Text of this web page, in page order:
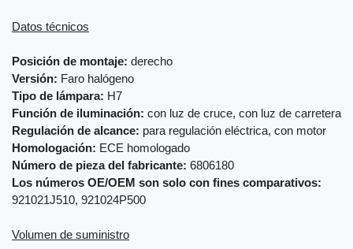
Datos técnicos
Posición de montaje: derecho
Versión: Faro halógeno
Tipo de lámpara: H7
Función de iluminación: con luz de cruce, con luz de carretera
Regulación de alcance: para regulación eléctrica, con motor
Homologación: ECE homologado
Número de pieza del fabricante: 6806180
Los números OE/OEM son solo con fines comparativos:
921021J510, 921024P500
Volumen de suministro